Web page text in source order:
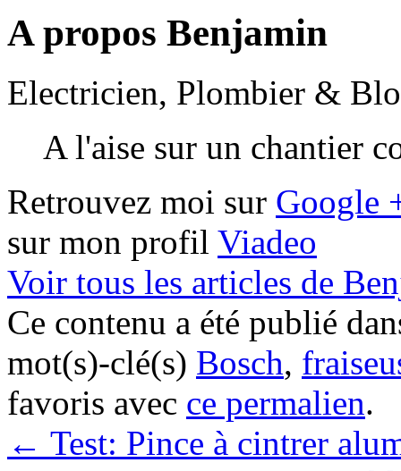
A propos Benjamin
Electricien, Plombier &
A l'aise sur un chantier
Retrouvez moi sur Google
sur mon profil Viadeo
Voir tous les articles de
Ce contenu a été publié
mot(s)-clé(s) Bosch,
favoris avec ce permalien.
← Test: Pince à cintrer